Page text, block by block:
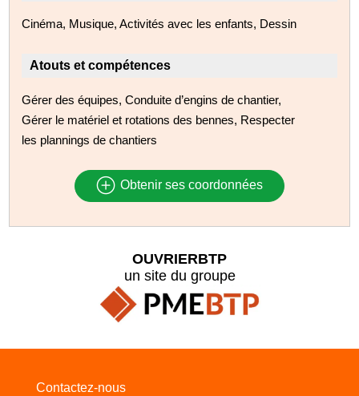
Cinéma, Musique, Activités avec les enfants, Dessin
Atouts et compétences
Gérer des équipes, Conduite d’engins de chantier,
Gérer le matériel et rotations des bennes, Respecter
les plannings de chantiers
Obtenir ses coordonnées
OUVRIERBTP
un site du groupe
Contactez-nous